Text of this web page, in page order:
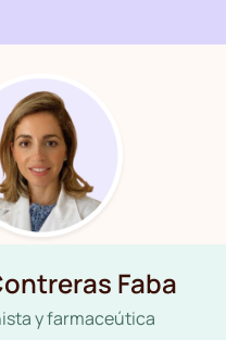
Faba
y farmaceútica